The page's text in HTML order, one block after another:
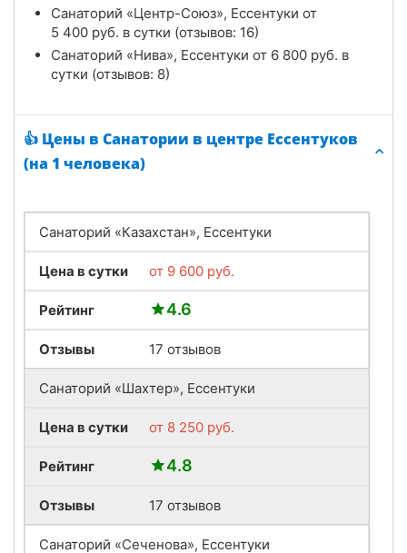
Санаторий «Центр-Союз», Ессентуки от
5 400 руб. в сутки (отзывов: 16)
Санаторий «Нива», Ессентуки от 6 800 руб. в
сутки (отзывов: 8)
👍 Цены в Санатории в центре Ессентуков
(на 1 человека)
Санаторий «Казахстан», Ессентуки
Цена в сутки от 9 600 руб.
Рейтинг 4.6
Отзывы 17 отзывов
Санаторий «Шахтер», Ессентуки
Цена в сутки от 8 250 руб.
Рейтинг 4.8
Отзывы 17 отзывов
Санаторий «Сеченова», Ессентуки